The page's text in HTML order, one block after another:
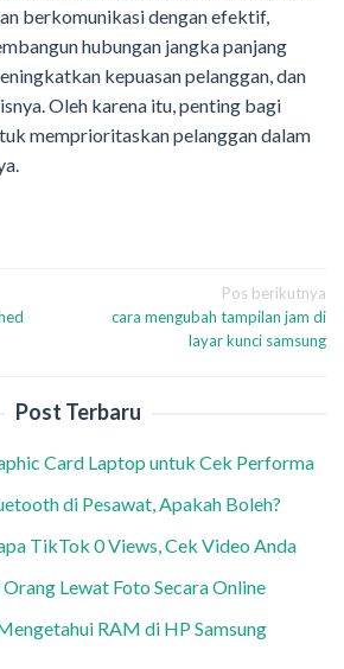
berkomunikasi dengan efektif,
hubungan jangka panjang
kepuasan pelanggan, dan
Oleh karena itu, penting bagi
memprioritaskan pelanggan dalam
Pos berikutnya
cara mengubah tampilan jam di
layar kunci samsung
Post Terbaru
Card Laptop untuk Cek Performa
di Pesawat, Apakah Boleh?
TikTok 0 Views, Cek Video Anda
Lewat Foto Secara Online
RAM di HP Samsung